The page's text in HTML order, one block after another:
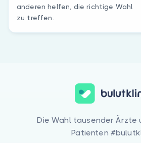
anderen helfen, die richtige Wahl
zu treffen.
Die Wahl tausender Ärzte
Patienten